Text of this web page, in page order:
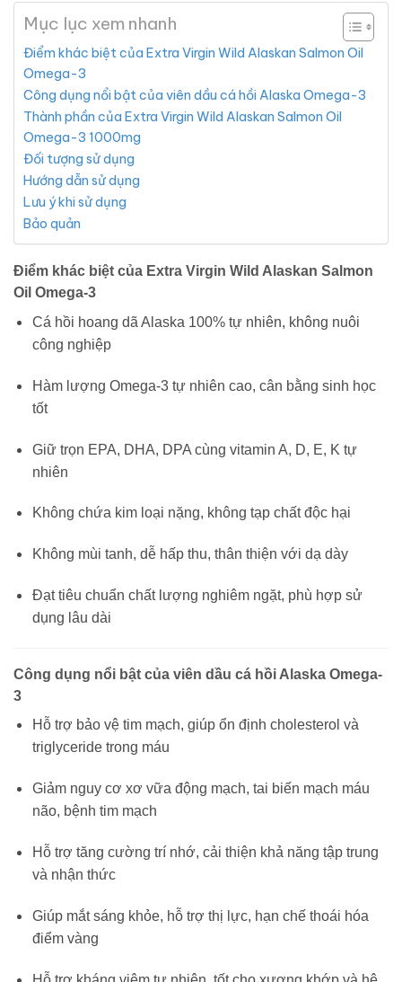
Mục lục xem nhanh
Điểm khác biệt của Extra Virgin Wild Alaskan Salmon Oil
Omega-3
Công dụng nổi bật của viên dầu cá hồi Alaska Omega-3
Thành phần của Extra Virgin Wild Alaskan Salmon Oil
Omega-3 1000mg
Đối tượng sử dụng
Hướng dẫn sử dụng
Lưu ý khi sử dụng
Bảo quản
Điểm khác biệt của Extra Virgin Wild Alaskan Salmon
Oil Omega-3
Cá hồi hoang dã Alaska 100% tự nhiên, không nuôi
công nghiệp
Hàm lượng Omega-3 tự nhiên cao, cân bằng sinh học
tốt
Giữ trọn EPA, DHA, DPA cùng vitamin A, D, E, K tự
nhiên
Không chứa kim loại nặng, không tạp chất độc hại
Không mùi tanh, dễ hấp thu, thân thiện với dạ dày
Đạt tiêu chuẩn chất lượng nghiêm ngặt, phù hợp sử
dụng lâu dài
Công dụng nổi bật của viên dầu cá hồi Alaska Omega-
3
Hỗ trợ bảo vệ tim mạch, giúp ổn định cholesterol và
triglyceride trong máu
Giảm nguy cơ xơ vữa động mạch, tai biến mạch máu
não, bệnh tim mạch
Hỗ trợ tăng cường trí nhớ, cải thiện khả năng tập trung
và nhận thức
Giúp mắt sáng khỏe, hỗ trợ thị lực, hạn chế thoái hóa
điểm vàng